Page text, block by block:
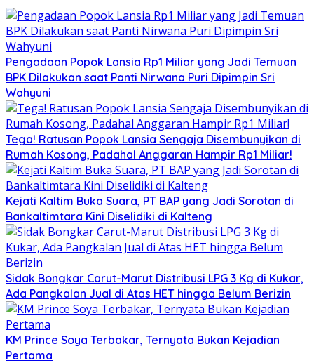
Pengadaan Popok Lansia Rp1 Miliar yang Jadi Temuan
BPK Dilakukan saat Panti Nirwana Puri Dipimpin Sri
Wahyuni
Tega! Ratusan Popok Lansia Sengaja Disembunyikan di
Rumah Kosong, Padahal Anggaran Hampir Rp1 Miliar!
Kejati Kaltim Buka Suara, PT BAP yang Jadi Sorotan di
Bankaltimtara Kini Diselidiki di Kalteng
Sidak Bongkar Carut-Marut Distribusi LPG 3 Kg di Kukar,
Ada Pangkalan Jual di Atas HET hingga Belum Berizin
KM Prince Soya Terbakar, Ternyata Bukan Kejadian
Pertama